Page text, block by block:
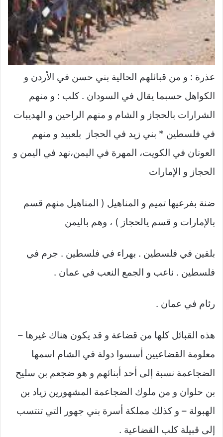
عذرة : و من قبائلهم الحالية بني حسن في الأردن و
الكواهل حسبما يقال في السودان . كلب : و منهم
الشرارات بالحجاز و الشام و منهم الراحين و الهديبات
في فلسطين * بني زيد في الحجاز بلعبيد و منهم
العونان في الكويت، المهرة في اليمن،نهد في اليمن و
الحجاز و الإمارات
ضنة بفرعيها تميم و المناهيل ( المناهيل منهم قسم
بالإمارات و قسم يالحجاز ) ، وهم باليمن
بلقين في فلسطين . بهراء في فلسطين . جرم في
فلسطين . ناعب و الجمع النعب في عمان .
رئام في عمان .
هذه القبائل كلها من قضاعة و قد يكون هناك غيرها –
معلومة القضاعيين أسسوا دولة في الشام اسمها
الضجاعمة نسبة إلى أحد أبنائهم و هو ضجعم بن سليح
بن حلوان و من ملوك الضجاعمة المشهورين زياد بن
الهبولة – و كذلك مملكة أسرة بني جهور التي تنتسب
إلى قبيلة كلب القضاعية .